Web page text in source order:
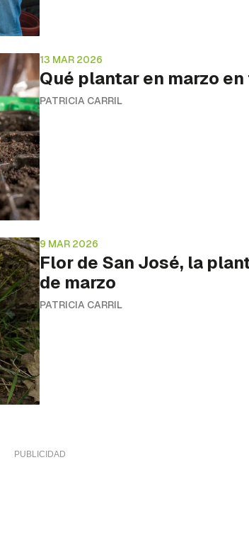
13 MAR 2026
Qué plantar en marzo
PATRICIA CARRIL
9 MAR 2026
Flor de San José, la
de marzo
PATRICIA CARRIL